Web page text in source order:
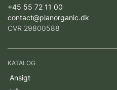
+45 55 72 11 00
contact@planorganic.dk
CVR 29800588
KATALOG
Ansigt